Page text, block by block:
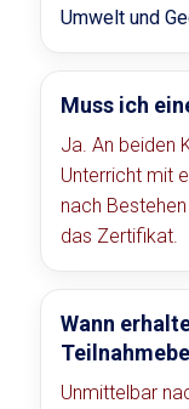
Umwelt und
Muss ich
Ja. An beiden
Unterricht mit
nach
das Zertifikat.
Wann
Unmittelbar